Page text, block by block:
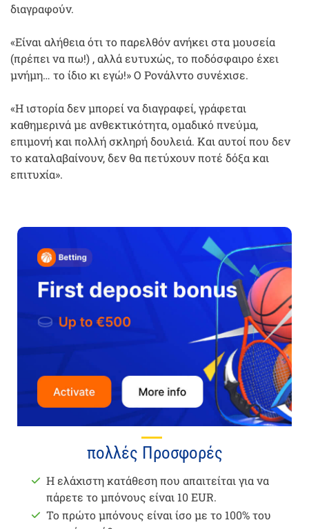
διαγραφούν.
«Είναι αλήθεια ότι το παρελθόν ανήκει στα μουσεία
(πρέπει να πω!) , αλλά ευτυχώς, το ποδόσφαιρο έχει
μνήμη… το ίδιο κι εγώ!» Ο Ρονάλντο συνέχισε.
«Η ιστορία δεν μπορεί να διαγραφεί, γράφεται
καθημερινά με ανθεκτικότητα, ομαδικό πνεύμα,
επιμονή και πολλή σκληρή δουλειά. Και αυτοί που δεν
το καταλαβαίνουν, δεν θα πετύχουν ποτέ δόξα και
επιτυχία».
πολλές Προσφορές
Η ελάχιστη κατάθεση που απαιτείται για να
πάρετε το μπόνους είναι 10 EUR.
Το πρώτο μπόνους είναι ίσο με το 100% του